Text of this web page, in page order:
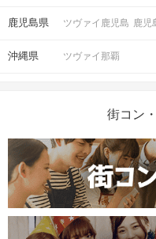
注意事項
※事
に
◯参
と
ご
ご
メ
鹿児島県 ツヴァイ鹿児島 鹿児
沖縄県 ツヴァイ那覇
街コン